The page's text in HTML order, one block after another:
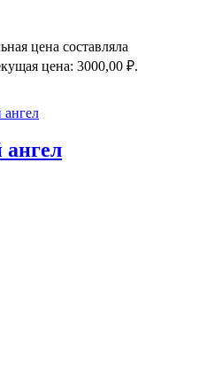
цена составляла
цена: 3000,00 ₽.